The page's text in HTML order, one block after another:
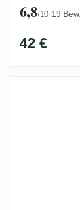
6,8/10·19 Bew.
42 €
Alcoholic